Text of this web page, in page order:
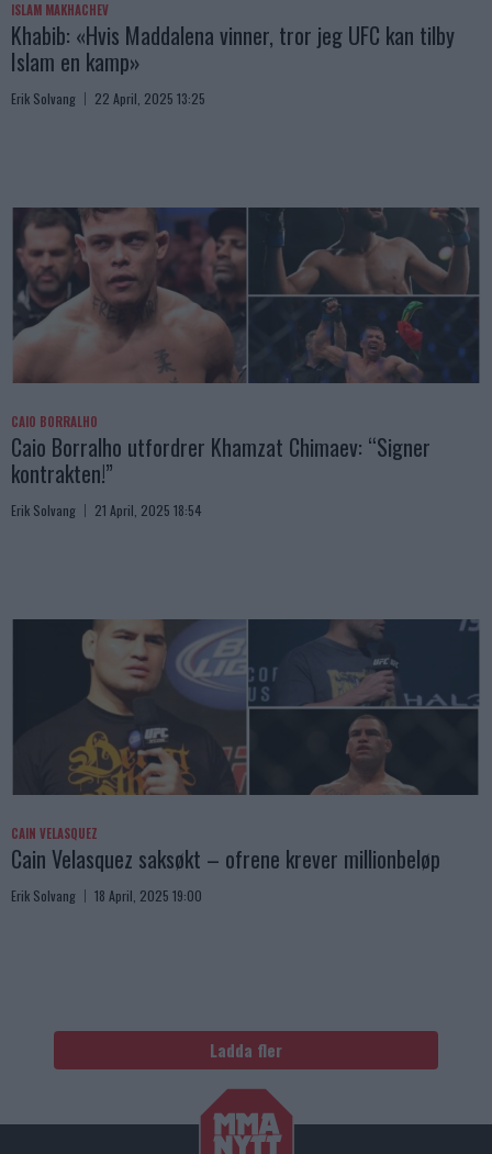
ISLAM MAKHACHEV
Khabib: «Hvis Maddalena vinner, tror jeg UFC kan tilby
Islam en kamp»
Erik Solvang 22 April, 2025 13:25
CAIO BORRALHO
Caio Borralho utfordrer Khamzat Chimaev: “Signer
kontrakten!”
Erik Solvang 21 April, 2025 18:54
CAIN VELASQUEZ
Cain Velasquez saksøkt – ofrene krever millionbeløp
Erik Solvang 18 April, 2025 19:00
Ladda fler